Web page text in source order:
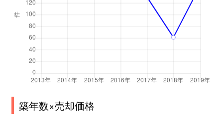
築年数×売却価格